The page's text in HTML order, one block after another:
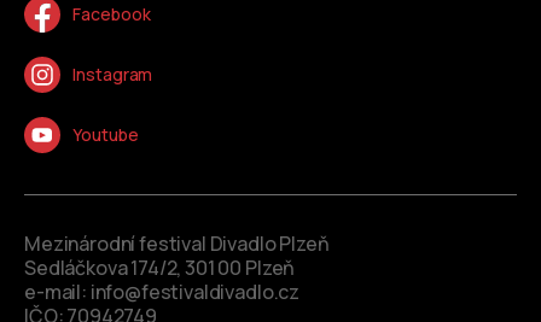
Facebook
Instagram
Youtube
Mezinárodní festival Divadlo Plzeň
Sedláčkova 174/2, 301 00 Plzeň
e-mail: info@festivaldivadlo.cz
IČO: 70942749